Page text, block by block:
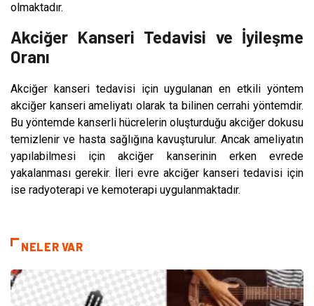
olmaktadır.
Akciğer Kanseri Tedavisi ve İyileşme
Oranı
Akciğer kanseri tedavisi için uygulanan en etkili yöntem
akciğer kanseri ameliyatı olarak ta bilinen cerrahi yöntemdir.
Bu yöntemde kanserli hücrelerin oluşturduğu akciğer dokusu
temizlenir ve hasta sağlığına kavuşturulur. Ancak ameliyatın
yapılabilmesi için akciğer kanserinin erken evrede
yakalanması gerekir. İleri evre akciğer kanseri tedavisi için
ise radyoterapi ve kemoterapi uygulanmaktadır.
NELER VAR